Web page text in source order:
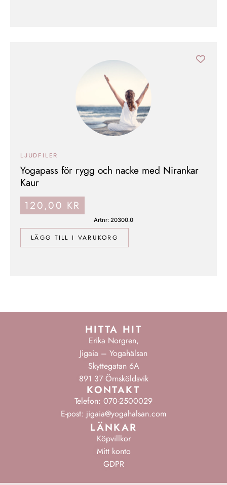
LÄGG TILL I VARUKORG
LJUDFILER
Yogapass för rygg och nacke med Nirankar
Kaur
120,00 KR
Artnr: 20300.0
HITTA HIT
Erika Norgren,
Jigaia – Yogahälsan
Skyttegatan 6A
891 37 Örnsköldsvik
KONTAKT
Telefon: 070-2500029
E-post: jigaia@yogahalsan.com
LÄNKAR
Köpvillkor
Mitt konto
GDPR